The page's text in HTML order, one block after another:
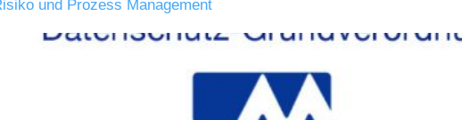
und Prozess Management